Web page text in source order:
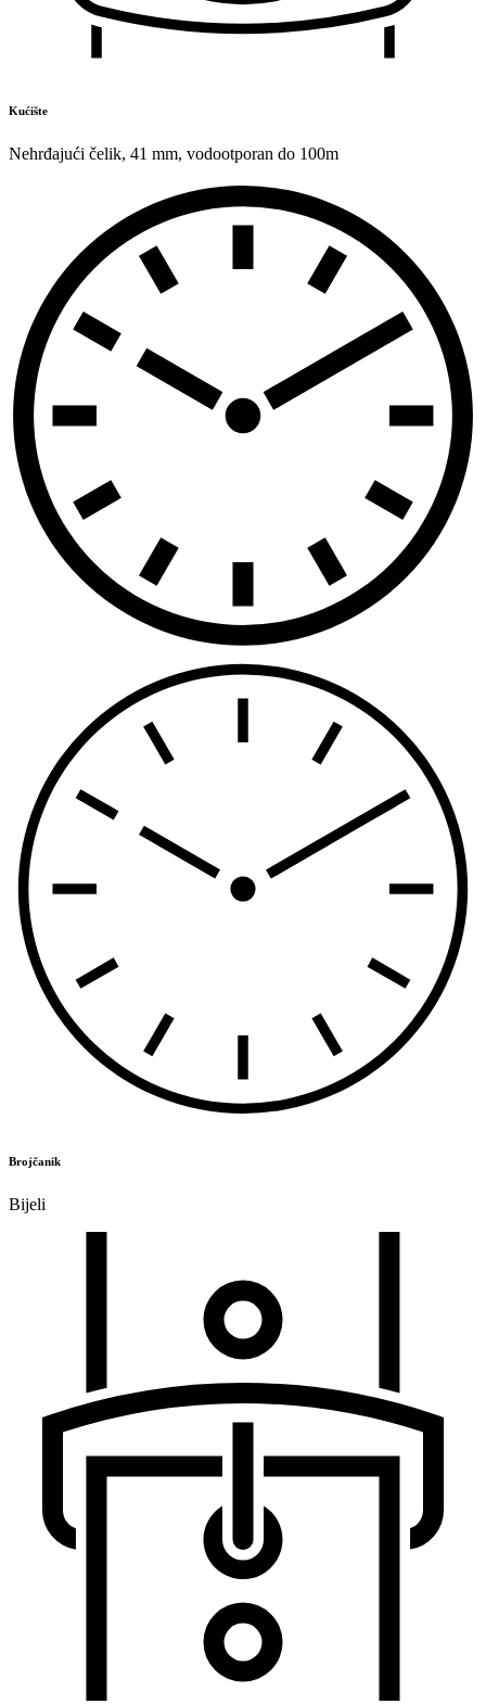
Kućište
Nehrđajući čelik, 41 mm, vodootporan do 100m
Brojčanik
Bijeli